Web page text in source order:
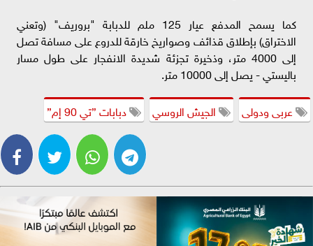
كما يسمح المدفع عيار 125 ملم للدبابة "بروريف" (وتعني
الاختراق) بإطلاق قذائف وصواريخ خارقة للدروع على مسافة تصل
إلى 4000 متر، وذخيرة تجزئة شديدة الانفجار على طول مسار
باليستي - يصل إلى 10000 متر.
عربى ودولى
الجيش الروسي دبابات ”تي 90 إم”